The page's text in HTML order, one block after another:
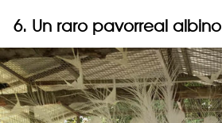
6. Un raro pavorreal albino